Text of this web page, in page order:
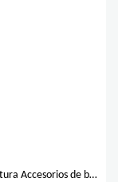
Montaje en pared Juego de ducha ajustable en altura Accesorios de baño Barra deslizante de acero inoxidable